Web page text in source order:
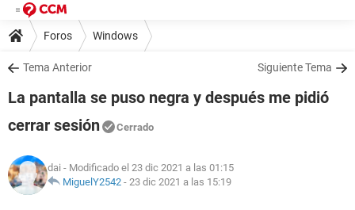
Foros Windows
Tema Anterior Siguiente Tema
La pantalla se puso negra y después me pidió
cerrar sesión
Cerrado
dai - Modificado el 23 dic 2021 a las 01:15
MiguelY2542 - 23 dic 2021 a las 15:19